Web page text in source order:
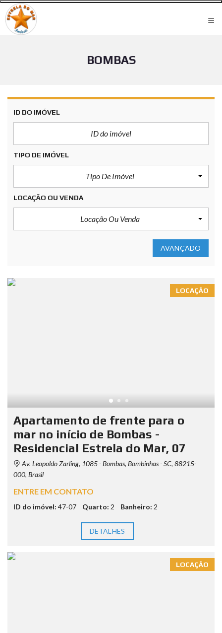
≡
BOMBAS
ID DO IMÓVEL
TIPO DE IMÓVEL
Tipo De Imóvel
LOCAÇÃO OU VENDA
Locação Ou Venda
AVANÇADO
LOCAÇÃO
Apartamento de frente para o
mar no início de Bombas -
Residencial Estrela do Mar, 07
Av. Leopoldo Zarling, 1085 - Bombas, Bombinhas - SC, 88215-
000, Brasil
ENTRE EM CONTATO
ID do imóvel: 47-07 Quarto: 2 Banheiro: 2
DETALHES
LOCAÇÃO